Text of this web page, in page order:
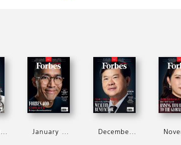
March 2026 January 2026 December 2025